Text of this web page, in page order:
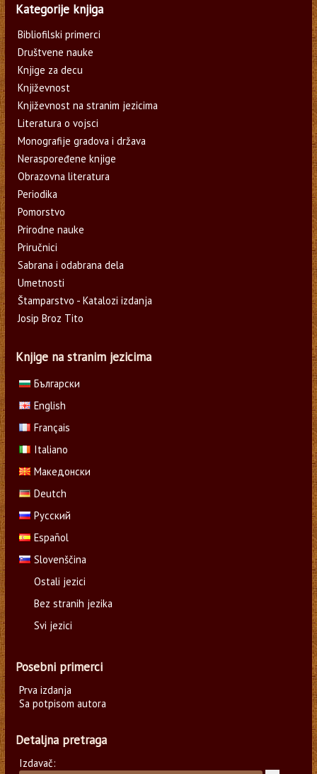
Kategorije knjiga
Bibliofilski primerci
Društvene nauke
Knjige za decu
Književnost
Književnost na stranim jezicima
Literatura o vojsci
Monografije gradova i država
Neraspoređene knjige
Obrazovna literatura
Periodika
Pomorstvo
Prirodne nauke
Priručnici
Sabrana i odabrana dela
Umetnosti
Štamparstvo - Katalozi izdanja
Josip Broz Tito
Knjige na stranim jezicima
Български
English
Français
Italiano
Македонски
Deutch
Русский
Español
Slovenščina
Ostali jezici
Bez stranih jezika
Svi jezici
Posebni primerci
Prva izdanja
Sa potpisom autora
Detaljna pretraga
Izdavač: